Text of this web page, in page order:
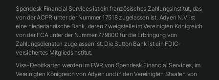
Spendesk Financial Services ist ein französisches Zahlungsinstitut, das
von der ACPR unter der Nummer 17518 zugelassen ist. Adyen N.V. ist
eine niederländische Bank, deren Zweigstelle im Vereinigten Königreich
von der FCA unter der Nummer 779800 für die Erbringung von
Zahlungsdiensten zugelassen ist. Die Sutton Bank ist ein FDIC-
versichertes Mitgliedsinstitut.
Visa-Debitkarten werden im EWR von Spendesk Financial Services, im
Vereinigten Königreich von Adyen und in den Vereinigten Staaten von